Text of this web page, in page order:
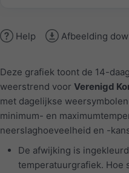
Help Afbeelding
Deze grafiek toont de 14-
weerstrend voor Verenigd
met dagelijkse
minimum- en
neerslaghoeveelheid en -
De afwijking is
temperatuurgrafiek. Hoe